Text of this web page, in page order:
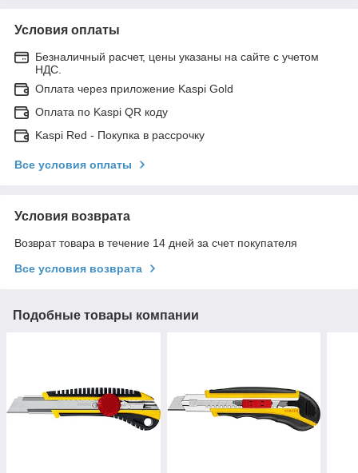
Условия оплаты
Безналичный расчет, цены указаны на сайте с учетом
НДС.
Оплата через приложение Kaspi Gold
Оплата по Kaspi QR коду
Kaspi Red - Покупка в рассрочку
Все условия оплаты
Условия возврата
Возврат товара в течение 14 дней за счет покупателя
Все условия возврата
Подобные товары компании